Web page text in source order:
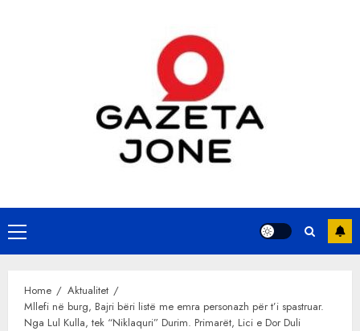
Primary
Menu
Home
Aktualitet
Mllefi në burg, Bajri bëri listë me emra personazh për t’i spastruar.
Nga Lul Kulla, tek “Niklaquri” Durim. Primarët, Lici e Dor Duli